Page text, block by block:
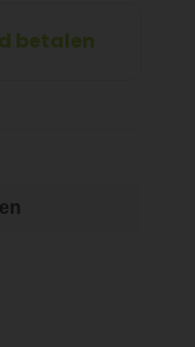
betalen